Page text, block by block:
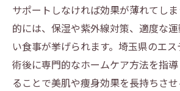
サポートしなければ効果が薄れてし
的には、保湿や紫外線対策、適度な
い食事が挙げられます。埼玉県のエ
術後に専門的なホームケア方法を指
ることで美肌や痩身効果を長持ちさ